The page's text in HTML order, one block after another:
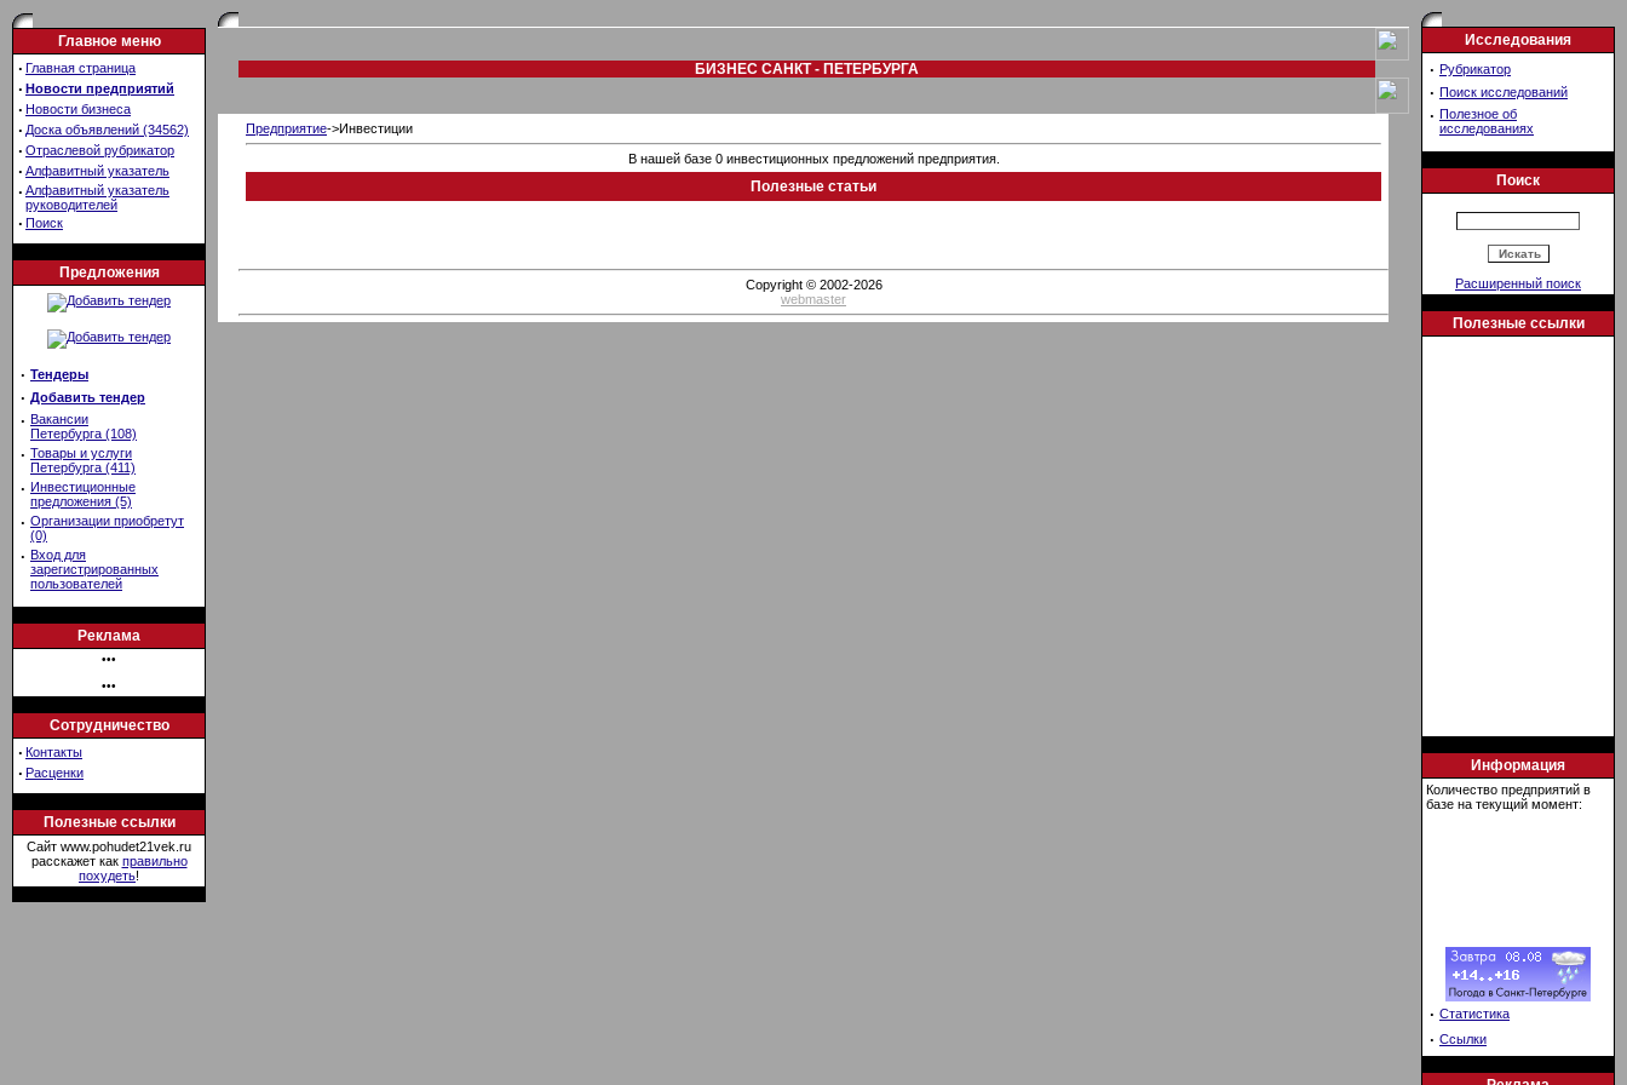
Главное меню
· Главная страница
· Новости предприятий
· Новости бизнеса
· Доска объявлений (34562)
· Отраслевой рубрикатор
· Алфавитный указатель
· Алфавитный указатель
руководителей
· Поиск
Предложения
· Тендеры
· Добавить тендер
· Вакансии
Петербурга (108)
· Товары и услуги
Петербурга (411)
· Инвестиционные
предложения (5)
· Организации приобретут
(0)
· Вход для
зарегистрированных
пользователей
Реклама
•••
•••
Сотрудничество
· Контакты
· Расценки
Полезные ссылки
Сайт www.pohudet21vek.ru
расскажет как правильно
похудеть!
БИЗНЕС САНКТ - ПЕТЕРБУРГА
Предприятие->Инвестиции
В нашей базе 0 инвестиционных предложений предприятия.
Полезные статьи
Copyright © 2002-2026
webmaster
Исследования
· Рубрикатор
· Поиск исследований
· Полезное об
исследованиях
Поиск
Расширенный поиск
Полезные ссылки
Информация
Количество предприятий в
базе на текущий момент:
· Статистика
· Ссылки